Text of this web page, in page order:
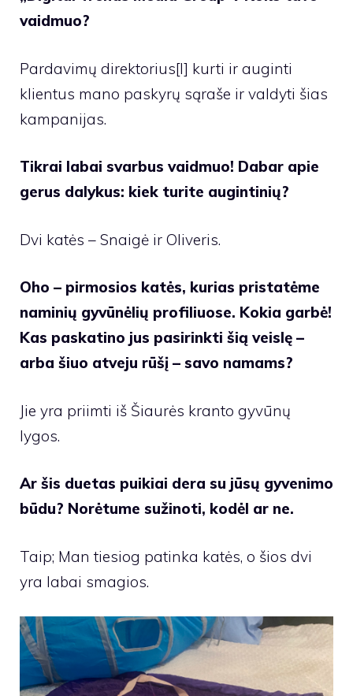
vaidmuo?
Pardavimų direktorius[I] kurti ir auginti
klientus mano paskyrų sąraše ir valdyti šias
kampanijas.
Tikrai labai svarbus vaidmuo! Dabar apie
gerus dalykus: kiek turite augintinių?
Dvi katės – Snaigė ir Oliveris.
Oho – pirmosios katės, kurias pristatėme
naminių gyvūnėlių profiliuose. Kokia garbė!
Kas paskatino jus pasirinkti šią veislę –
arba šiuo atveju rūšį – savo namams?
Jie yra priimti iš Šiaurės kranto gyvūnų
lygos.
Ar šis duetas puikiai dera su jūsų gyvenimo
būdu? Norėtume sužinoti, kodėl ar ne.
Taip; Man tiesiog patinka katės, o šios dvi
yra labai smagios.